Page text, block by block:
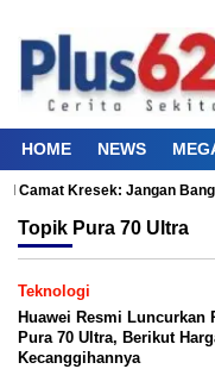
HOME NEWS
Camat Kresek: Jangan
Topik Pura 70 Ultra
Teknologi
Huawei Resmi Luncurkan
Pura 70 Ultra, Berikut
Kecanggihannya